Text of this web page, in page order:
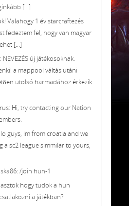
[...]
Valahogy 1 év starcraftezés
fedeztem fel, hogy van magyar
[...]
NEVEZÉS új játékosoknak.
a mappool váltás utáni
utolsó harmadához érkezik
Hi, try contacting our Nation
guys, im from croatia and we
a sc2 league simmilar to yours,
/join hun-1
hogy tudok a hun
a játékban?